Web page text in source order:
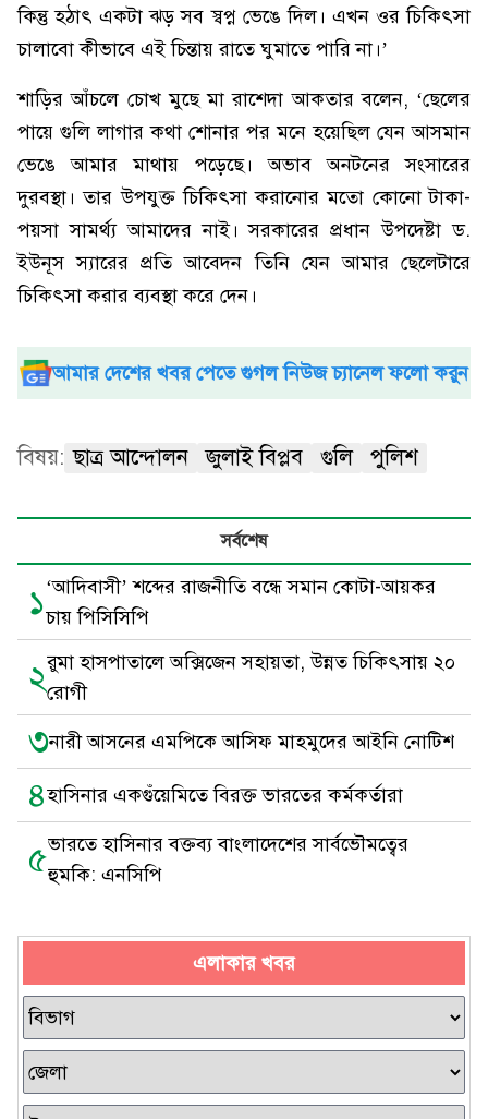
কিন্তু হঠাৎ একটা ঝড় সব স্বপ্ন ভেঙে দিল। এখন ওর চিকিৎসা
চালাবো কীভাবে এই চিন্তায় রাতে ঘুমাতে পারি না।’
শাড়ির আঁচলে চোখ মুছে মা রাশেদা আকতার বলেন, ‘ছেলের
পায়ে গুলি লাগার কথা শোনার পর মনে হয়েছিল যেন আসমান
ভেঙে আমার মাথায় পড়েছে। অভাব অনটনের সংসারের
দুরবস্থা। তার উপযুক্ত চিকিৎসা করানোর মতো কোনো টাকা-
পয়সা সামর্থ্য আমাদের নাই। সরকারের প্রধান উপদেষ্টা ড.
ইউনূস স্যারের প্রতি আবেদন তিনি যেন আমার ছেলেটারে
চিকিৎসা করার ব্যবস্থা করে দেন।
আমার দেশের খবর পেতে গুগল নিউজ চ্যানেল ফলো করুন
বিষয়: ছাত্র আন্দোলন জুলাই বিপ্লব গুলি পুলিশ
সর্বশেষ
১‘আদিবাসী’ শব্দের রাজনীতি বন্ধে সমান কোটা-আয়কর
চায় পিসিসিপি
২রুমা হাসপাতালে অক্সিজেন সহায়তা, উন্নত চিকিৎসায় ২০
রোগী
৩নারী আসনের এমপিকে আসিফ মাহমুদের আইনি নোটিশ
৪হাসিনার একগুঁয়েমিতে বিরক্ত ভারতের কর্মকর্তারা
৫ভারতে হাসিনার বক্তব্য বাংলাদেশের সার্বভৌমত্বের
হুমকি: এনসিপি
এলাকার খবর